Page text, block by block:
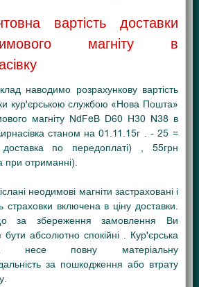
вартість доставки
магніту в
наводимо розрахункову вартість
кур'єрською службою «Нова Пошта»
магніту NdFeB D60 H30 N38 в
станом на 01.11.15г . - 25 =
по передоплаті) , 55грн
при отриманні).
неодимові магніти застраховані і
страховки включена в ціну доставки.
за збереження замовлення Ви
абсолютно спокійні . Кур'єрська
несе повну матеріальну
за пошкодження або втрату